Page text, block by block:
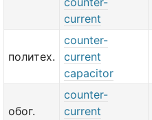
current
политех.
counter-
current
capacitor
обог.
counter-
current